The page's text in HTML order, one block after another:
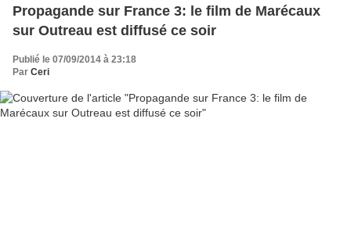
Propagande sur France 3: le film de Marécaux
sur Outreau est diffusé ce soir
Publié le 07/09/2014 à 23:18
Par Ceri